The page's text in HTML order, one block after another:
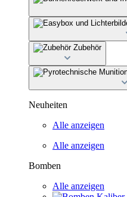
Zubehör
Neuheiten
Alle anzeigen
Alle anzeigen
Bomben
Alle anzeigen